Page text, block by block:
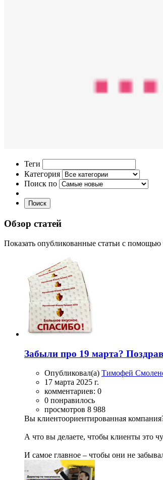
Теги
Категория
Поиск по
Поиск
Обзор статей
Показать опубликованные статьи с помощью
Забыли про 19 марта?
Опубликовал(а) Тимофей
17 марта 2025 г.
комментариев: 0
0 понравилось
просмотров 8 988
Вы клиентоориентированная
А что вы делаете, чтобы клиенты это
И самое главное – чтобы они не